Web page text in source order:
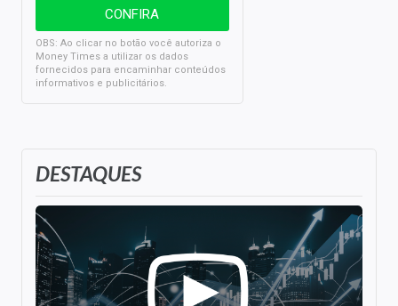
DESTAQUES
OBS: Ao clicar no botão você autoriza o
Money Times a utilizar os dados
fornecidos para encaminhar conteúdos
informativos e publicitários.